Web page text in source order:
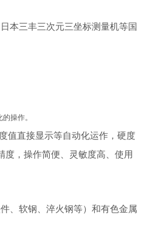
本三丰三次元三坐标测量机等国
操作。
值直接显示等自动化运作，硬度
，操作简便、灵敏度高、使用
、软钢、淬火钢等）和有色金属